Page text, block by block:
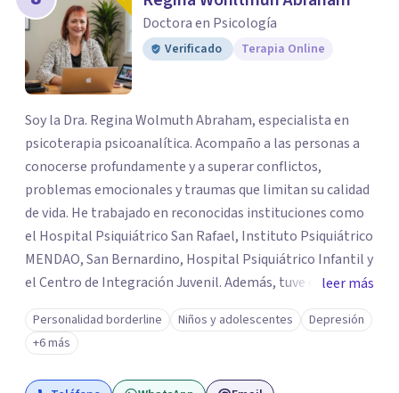
Doctora en Psicología
Verificado Terapia Online
Soy la Dra. Regina Wolmuth Abraham, especialista en
psicoterapia psicoanalítica. Acompaño a las personas a
conocerse profundamente y a superar conflictos,
problemas emocionales y traumas que limitan su calidad
de vida. He trabajado en reconocidas instituciones como
el Hospital Psiquiátrico San Rafael, Instituto Psiquiátrico
MENDAO, San Bernardino, Hospital Psiquiátrico Infantil y
el Centro de Integración Juvenil. Además, tuve el
privilegio de colaborar en comunidades como Olivar del
Conde y Xochimilco, lo que me permitió conocer diversas
realidades y necesidades.
leer más
Personalidad borderline Niños y adolescentes
Depresión
+6 más